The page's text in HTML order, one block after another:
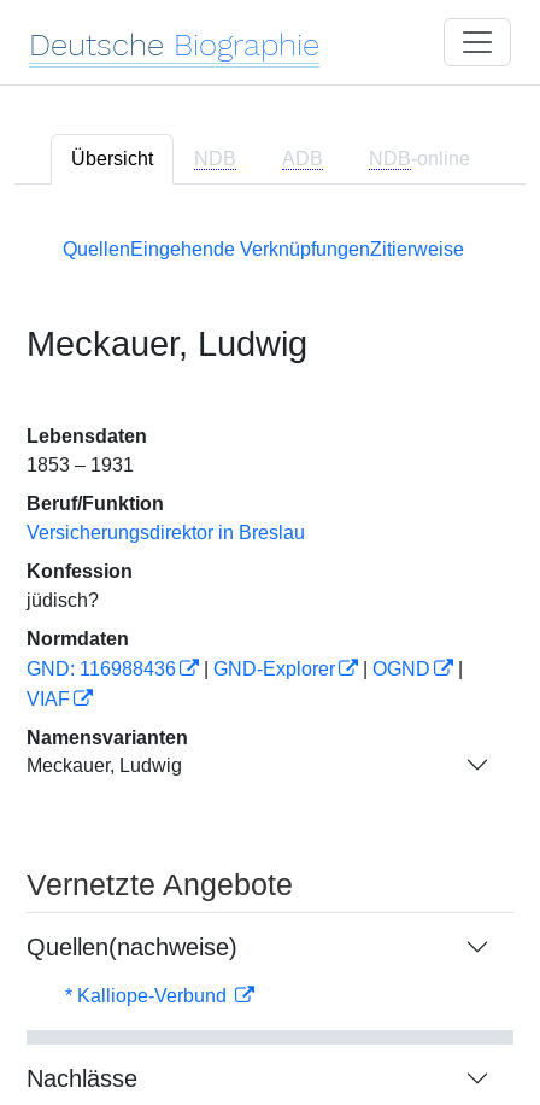
Deutsche Biographie
Übersicht NDB ADB NDB-online
QuellenEingehende VerknüpfungenZitierweise
Meckauer, Ludwig
Lebensdaten
1853 – 1931
Beruf/Funktion
Versicherungsdirektor in Breslau
Konfession
jüdisch?
Normdaten
GND: 116988436
GND-Explorer OGND
VIAF
Namensvarianten
Meckauer, Ludwig
Vernetzte Angebote
Quellen(nachweise)
* Kalliope-Verbund
Nachlässe